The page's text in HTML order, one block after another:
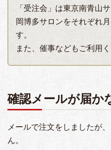
「受注会」は東京南青山
岡博多サロンをそれぞれ
す。
また、催事などもご利用く
確認メールが届か
メールで注文をしましたが
ん。